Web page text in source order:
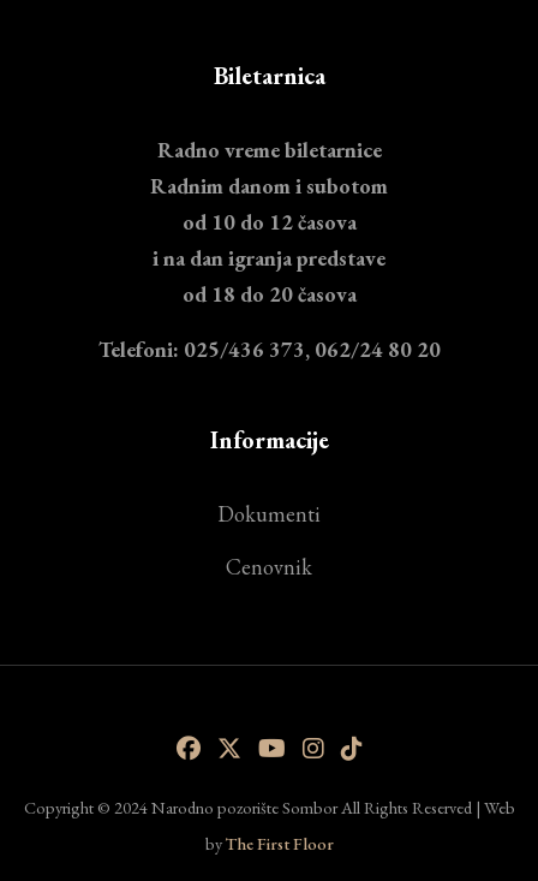
Biletarnica
Radno vreme biletarnice
Radnim danom i subotom
od 10 do 12 časova
i na dan igranja predstave
od 18 do 20 časova
Telefoni: 025/436 373, 062/24 80 20
Informacije
Dokumenti
Cenovnik
Copyright © 2024 Narodno pozorište Sombor All Rights Reserved | Web
byThe First Floor